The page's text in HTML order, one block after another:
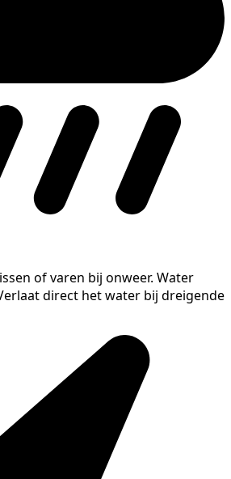
of varen bij onweer. Water
direct het water bij dreigende